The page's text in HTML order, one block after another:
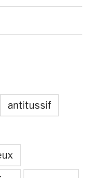
antitussif